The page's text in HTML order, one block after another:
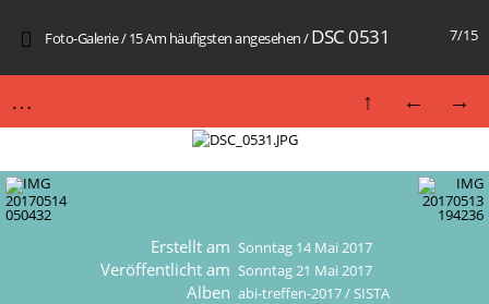
7/15
Foto-Galerie/15 Am häufigsten angesehen/DSC 0531
Erstellt am Sonntag 14 Mai 2017
Veröffentlicht am Sonntag 21 Mai 2017
Alben abi-treffen-2017/SISTA